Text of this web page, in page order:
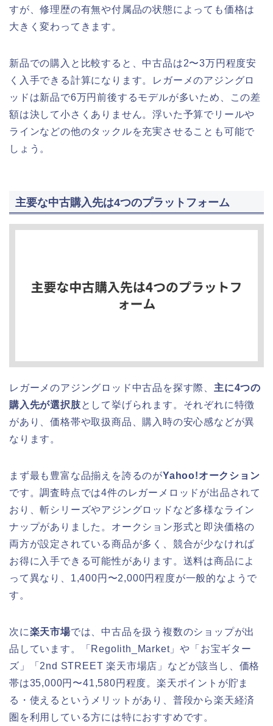
すが、修理歴の有無や付属品の状態によっても価格は
大きく変わってきます。
新品での購入と比較すると、中古品は2〜3万円程度安
く入手できる計算になります。レガーメのアジングロ
ッドは新品で6万円前後するモデルが多いため、この差
額は決して小さくありません。浮いた予算でリールや
ラインなどの他のタックルを充実させることも可能で
しょう。
主要な中古購入先は4つのプラットフォーム
レガーメのアジングロッド中古品を探す際、 主に4つの
購入先が選択肢として挙げられます。それぞれに特徴
があり、価格帯や取扱商品、購入時の安心感などが異
なります。
まず最も豊富な品揃えを誇るのがYahoo!オークション
です。調査時点では4件のレガーメロッドが出品されて
おり、斬シリーズやアジングロッドなど多様なライン
ナップがありました。オークション形式と即決価格の
両方が設定されている商品が多く、競合が少なければ
お得に入手できる可能性があります。送料は商品によ
って異なり、1,400円〜2,000円程度が一般的なようで
す。
次に楽天市場では、中古品を扱う複数のショップが出
品しています。「Regolith_Market」や「お宝ギター
ズ」「2nd STREET 楽天市場店」などが該当し、価格
帯は35,000円〜41,580円程度。楽天ポイントが貯ま
る・使えるというメリットがあり、普段から楽天経済
圏を利用している方には特におすすめです。